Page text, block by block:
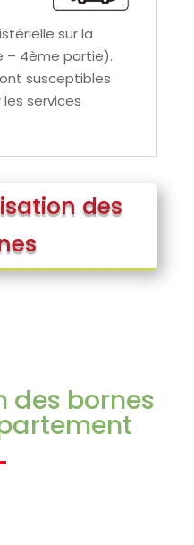
sur la
– 4ème partie).
susceptibles
services
des
bornes